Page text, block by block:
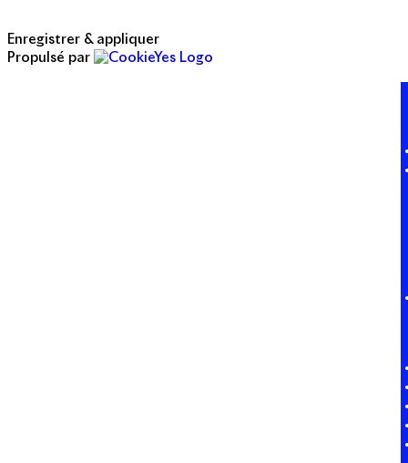
Enregistrer & appliquer
Propulsé par